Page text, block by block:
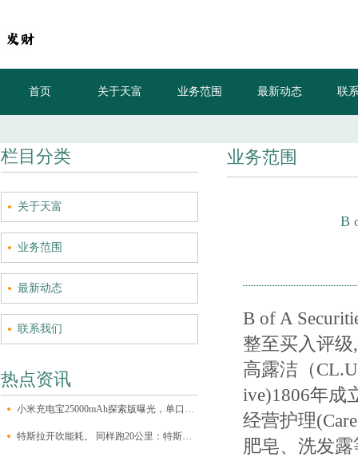
首页 关于天富 业务范围 最新动态 联
栏目分类
关于天富
业务范围
最新动态
联系我们
热点资讯
小米充电宝25000mAh探索版曝光，单口输出最大140W
特斯拉开吹能耗。 同样跑20公里：特斯拉1元，加油10元，打车50元
业务范围
B
B of A
整至买入评级
高露洁（
ive)1806年成
经营护理
肥皂、洗发